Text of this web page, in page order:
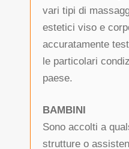
vari tipi di
estetici viso e
accuratamente
le particolari
paese.
BAMBINI
Sono accolti a
strutture o